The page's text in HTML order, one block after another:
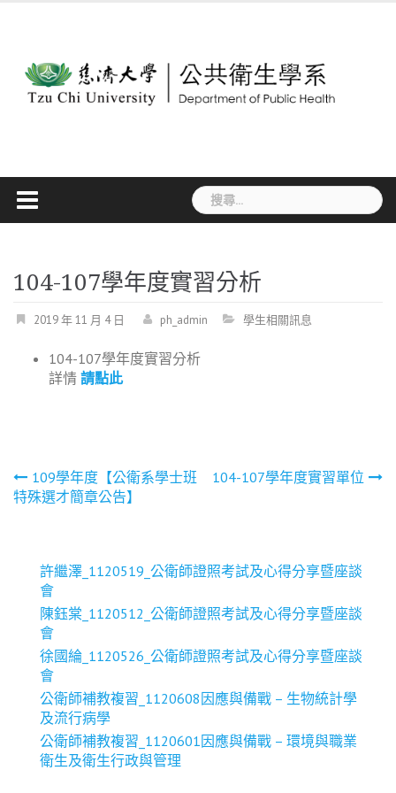
搜
尋
字:
104-107學年度實習分析
2019 年 11 月 4 日 ph_admin 學生相關訊息
104-107學年度實習分析
詳情 請點此
文
導
覽
109學年度【公衛系學士班
特殊選才簡章公告】
104-107學年度實習單位
許繼澤_1120519_公衛師證照考試及心得分享暨座談
會
陳鈺棠_1120512_公衛師證照考試及心得分享暨座談
會
徐國綸_1120526_公衛師證照考試及心得分享暨座談
會
公衛師補教複習_1120608因應與備戰 – 生物統計學
及流行病學
公衛師補教複習_1120601因應與備戰 – 環境與職業
衛生及衛生行政與管理